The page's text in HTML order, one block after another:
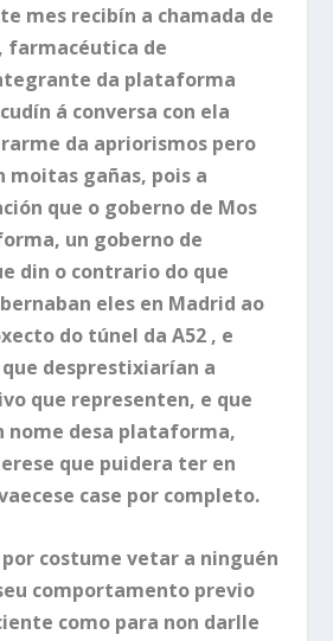
mes recibín a chamada de
farmacéutica de
da plataforma
á conversa con ela
da apriorismos pero
moitas gañas, pois a
que o goberno de Mos
un goberno de
din o contrario do que
eles en Madrid ao
do túnel da A52 , e
desprestixiarían a
que representen, e que
nome desa plataforma,
que puidera ter en
case por completo.
costume vetar a ninguén
comportamento previo
como para non darlle